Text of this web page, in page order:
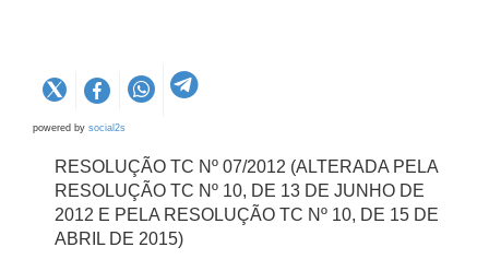
powered by social2s
RESOLUÇÃO TC Nº 07/2012 (ALTERADA PELA
RESOLUÇÃO TC Nº 10, DE 13 DE JUNHO DE
2012 E PELA RESOLUÇÃO TC Nº 10, DE 15 DE
ABRIL DE 2015)